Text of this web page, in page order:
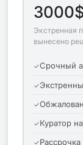
Экстренная
вынесено
Срочный
Куратор